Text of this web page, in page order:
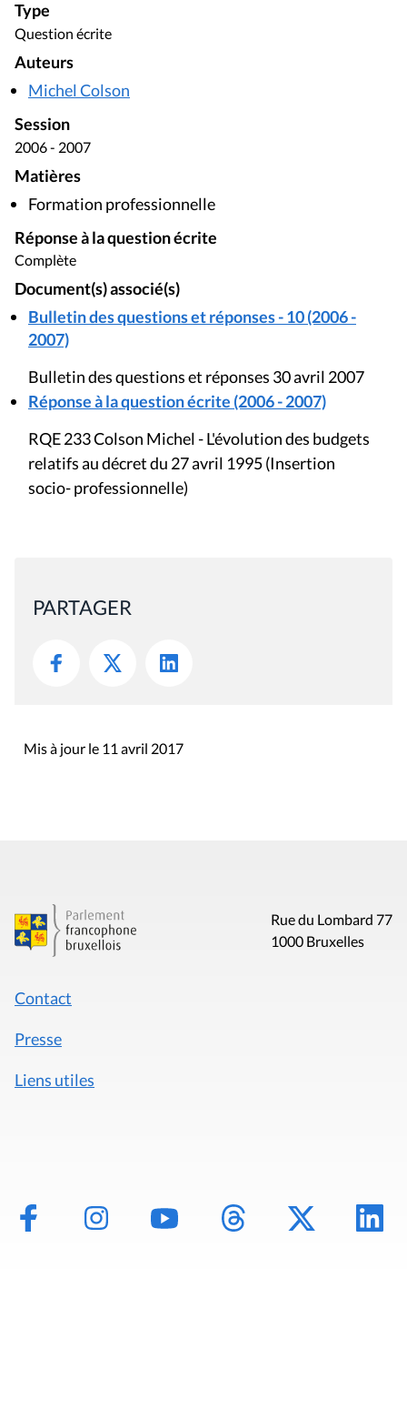
Type
Question écrite
Auteurs
Michel Colson
Session
2006 - 2007
Matières
Formation professionnelle
Réponse à la question écrite
Complète
Document(s) associé(s)
Bulletin des questions et réponses - 10 (2006 -
2007)
Bulletin des questions et réponses 30 avril 2007
Réponse à la question écrite (2006 - 2007)
RQE 233 Colson Michel - L'évolution des budgets
relatifs au décret du 27 avril 1995 (Insertion
socio- professionnelle)
PARTAGER
Mis à jour le 11 avril 2017
Rue du Lombard 77
1000 Bruxelles
Contact
Presse
Liens utiles